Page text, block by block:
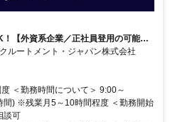
【外資系企業／正社員登用の可能性
OK】経理財務
ルートメント・ジャパン株式会社
＜勤務時間について＞ 9:00～
間) ※残業月5～10時間程度 ＜勤務開始
談可